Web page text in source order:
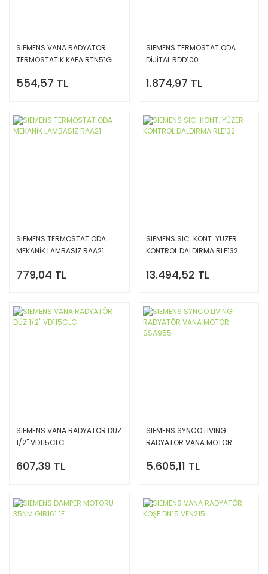
SIEMENS VANA RADYATÖR
TERMOSTATİK KAFA RTN51G
554,57 TL
SIEMENS TERMOSTAT ODA
DİJİTAL RDD100
1.874,97 TL
SIEMENS TERMOSTAT ODA
MEKANİK LAMBASIZ RAA21
779,04 TL
SIEMENS SIC. KONT. YÜZER
KONTROL DALDIRMA RLE132
13.494,52 TL
SIEMENS VANA RADYATÖR DÜZ
1/2'' VD115CLC
607,39 TL
SIEMENS SYNCO LIVING
RADYATÖR VANA MOTOR
5.605,11 TL